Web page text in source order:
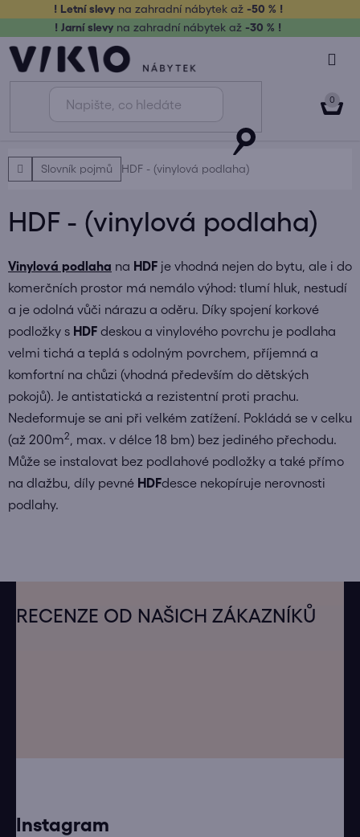
obsah
! Letní slevy na zahradní nábytek až-50 % !
! Jarní slevy na zahradní nábytek až -30 % !
DomůSlovník pojmů HDF - (vinylová podlaha)
HDF - (vinylová podlaha)
Vinylová podlaha na HDF je vhodná nejen do bytu, ale i do
komerčních prostor má nemálo výhod: tlumí hluk, nestudí
a je odolná vůči nárazu a oděru. Díky spojení korkové
podložky s HDF deskou a vinylového povrchu je podlaha
velmi tichá a teplá s odolným povrchem, příjemná a
komfortní na chůzi (vhodná především do dětských
pokojů). Je antistatická a rezistentní proti prachu.
Nedeformuje se ani při velkém zatížení. Pokládá se v celku
(až 200m2
, max. v délce 18 bm) bez jediného přechodu.
Může se instalovat bez podlahové podložky a také přímo
na dlažbu, díly pevné HDFdesce nekopíruje nerovnosti
podlahy.
RECENZE OD NAŠICH ZÁKAZNÍKŮ
Instagram